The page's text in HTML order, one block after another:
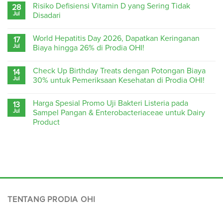
28
Jul
Risiko Defisiensi Vitamin D yang Sering Tidak
Disadari
17
Jul
World Hepatitis Day 2026, Dapatkan Keringanan
Biaya hingga 26% di Prodia OHI!
14
Jul
Check Up Birthday Treats dengan Potongan Biaya
30% untuk Pemeriksaan Kesehatan di Prodia OHI!
13
Jul
Harga Spesial Promo Uji Bakteri Listeria pada
Sampel Pangan & Enterobacteriaceae untuk Dairy
Product
TENTANG PRODIA OHI